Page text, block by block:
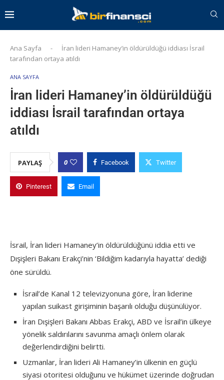
Ana Sayfa -
İran lideri Hamaney’in öldürüldüğü iddiası İsrail
tarafından ortaya atıldı
ANA SAYFA
İran lideri Hamaney’in öldürüldüğü
iddiası İsrail tarafından ortaya
atıldı
PAYLAŞ 0 Facebook Twitter
Pinterest Email
İsrail, İran lideri Hamaney’in öldürüldüğünü iddia etti ve
Dışişleri Bakanı Erakçi’nin ‘Bildiğim kadarıyla hayatta’ dediği
öne sürüldü.
İsrail’de Kanal 12 televizyonuna göre, İran liderine
yapılan suikast girişiminin başarılı olduğu düşünülüyor.
İran Dışişleri Bakanı Abbas Erakçi, ABD ve İsrail’in ülkeye
yönelik saldırılarını savunma amaçlı önlem olarak
değerlendirdiğini belirtti.
Uzmanlar, İran lideri Ali Hamaney’in ülkenin en güçlü
siyasi otoritesi olduğunu ve hükümet üzerinde doğrudan